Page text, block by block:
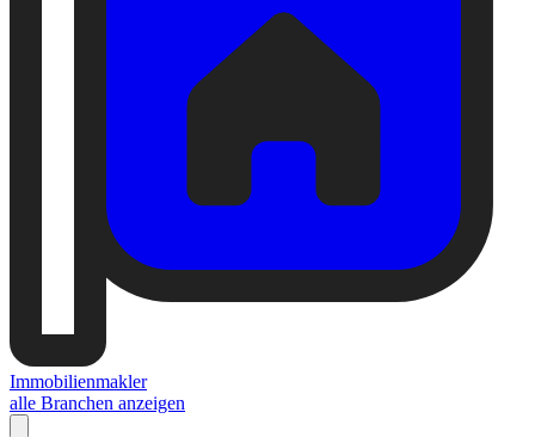
Immobilienmakler
alle Branchen anzeigen